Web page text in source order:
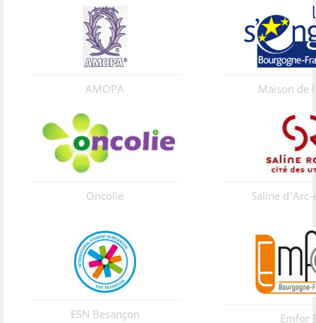
AMOPA Maison de
Oncolie Saline d'Arc-
ESN Besançon Emfor